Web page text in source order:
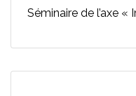
Séminaire de l’axe